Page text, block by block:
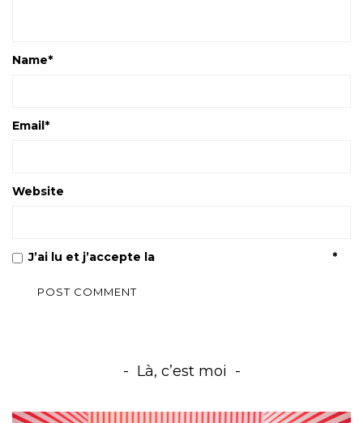
Name*
Email*
Website
J’ai lu et j’accepte la *
Là, c’est moi